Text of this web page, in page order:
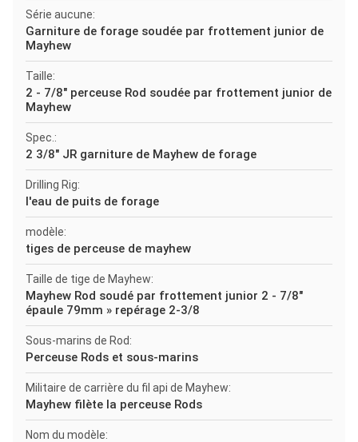
Série aucune:
Garniture de forage soudée par frottement junior de
Mayhew
Taille:
2 - 7/8" perceuse Rod soudée par frottement junior de
Mayhew
Spec.:
2 3/8" JR garniture de Mayhew de forage
Drilling Rig:
l'eau de puits de forage
modèle:
tiges de perceuse de mayhew
Taille de tige de Mayhew:
Mayhew Rod soudé par frottement junior 2 - 7/8"
épaule 79mm » repérage 2-3/8
Sous-marins de Rod:
Perceuse Rods et sous-marins
Militaire de carrière du fil api de Mayhew:
Mayhew filète la perceuse Rods
Nom du modèle: